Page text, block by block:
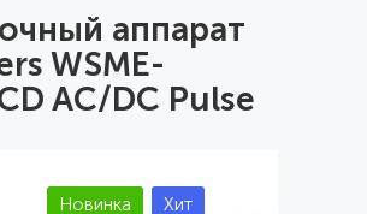
аппарат
WSME-
AC/DC Pulse
Новинка Хит